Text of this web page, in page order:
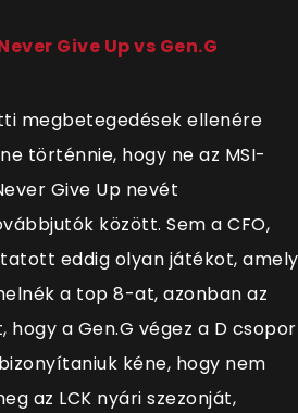
Give Up vs Gen.G
megbetegedések ellenére
történnie, hogy ne az MSI-
Give Up nevét
között. Sem a CFO,
eddig olyan játékot, amely
a top 8-at, azonban az
hogy a Gen.G végez a D
kéne, hogy nem
az LCK nyári szezonját,